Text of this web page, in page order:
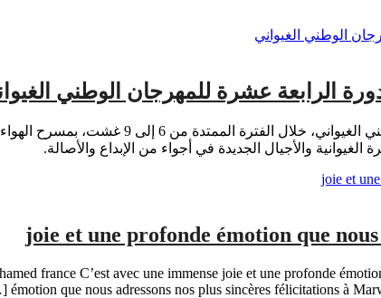
الرابعة عشرة للمهرجان الوطني
حميد شكور تستعد مدينة مراكش لاحتضان فعاليات
والأجيال الجديدة في أجواء من الإبداع والأصالة.
joie et une profonde émotion que
france C’est avec une immense joie et une profonde
émotion que nous adressons nos plus sincères félicitations à